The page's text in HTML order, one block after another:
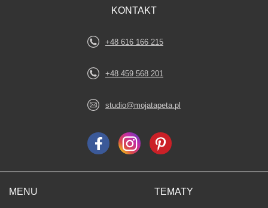
MENU TEMATY
KONTAKT
+48 616 166 215
+48 459 568 201
studio@mojatapeta.pl